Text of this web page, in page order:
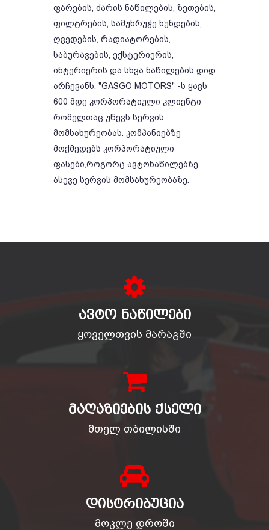
ფარების, ძარის ნაწილების, ზეთების,
ფილტრების, სამუხრუჭე ხუნდების,
ღვედების, რადიატორების,
საბურავების, ექსტერიერის,
ინტერიერის და სხვა ნაწილების დიდ
არჩევანს. "GASGO MOTORS" -ს ყავს
600 მდე კორპორატიული კლიენტი
რომელთაც უწევს სერვის
მომსახურეობას. კომპანიებზე
მოქმედებს კორპორატიული
ფასები,როგორც ავტონაწილებზე
ასევე სერვის მომსახურეობაზე.
ᲐᲕᲢᲝ ᲜᲐᲬᲘᲚᲔᲑᲘ
ყოველთვის მარაგში
ᲛᲐᲦᲐᲖᲘᲔᲑᲘᲡ ᲥᲡᲔᲚᲘ
მთელ თბილისში
ᲓᲘᲡᲢᲠᲘᲑᲣᲪᲘᲐ
მოკლე დროში